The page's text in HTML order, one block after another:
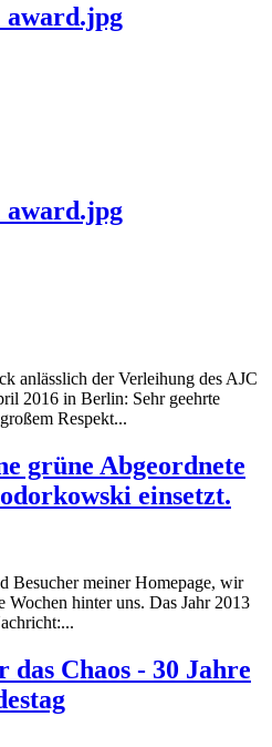
anlässlich der Verleihung des AJC
2016 in Berlin: Sehr geehrte
Respekt...
grüne Abgeordnete
einsetzt.
Besucher meiner Homepage, wir
Wochen hinter uns. Das Jahr 2013
das Chaos - 30 Jahre